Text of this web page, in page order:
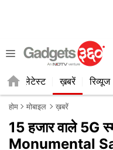
लेटेस्ट ख़बरें रिव्यूज
होम मोबाइल ख़बरें
15 हजार वाले 5G
Monumental